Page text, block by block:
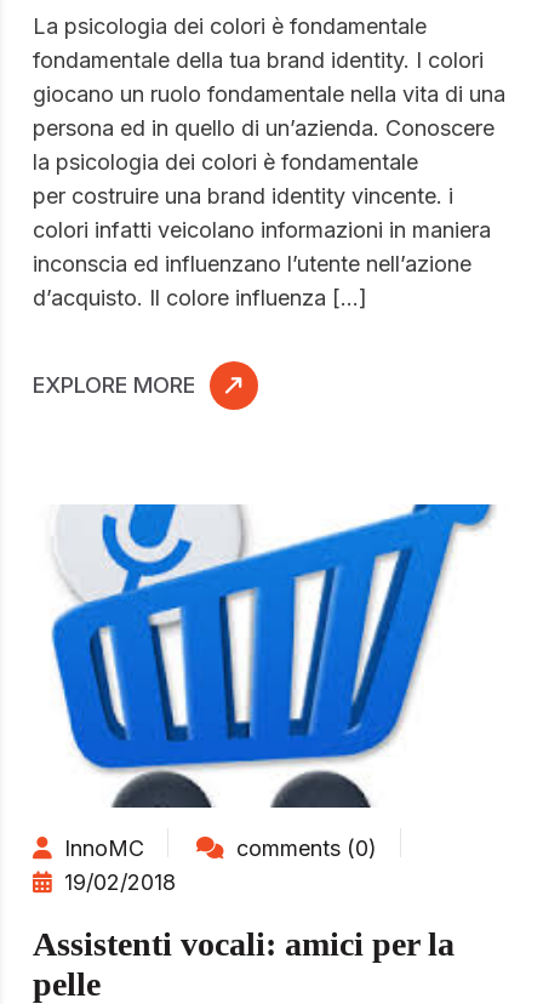
La psicologia dei colori è fondamentale
fondamentale della tua brand identity. I colori
giocano un ruolo fondamentale nella vita di una
persona ed in quello di un’azienda. Conoscere
la psicologia dei colori è fondamentale
per costruire una brand identity vincente. i
colori infatti veicolano informazioni in maniera
inconscia ed influenzano l’utente nell’azione
d’acquisto. Il colore influenza […]
EXPLORE MORE
InnoMC
comments (0)
19/02/2018
Assistenti vocali: amici per la
pelle